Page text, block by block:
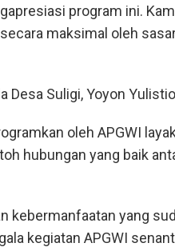
program ini.
maksimal oleh
Desa Suligi, Yoyon
oleh APGWI
hubungan yang baik
kebermanfaatan yang
kegiatan APGWI